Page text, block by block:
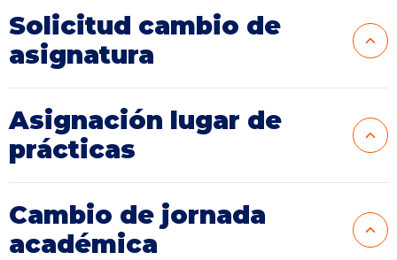
Solicitud cambio de
asignatura
Asignación lugar de
prácticas
Cambio de jornada
académica